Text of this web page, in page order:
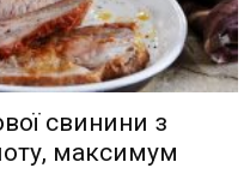
свинини з
максимум